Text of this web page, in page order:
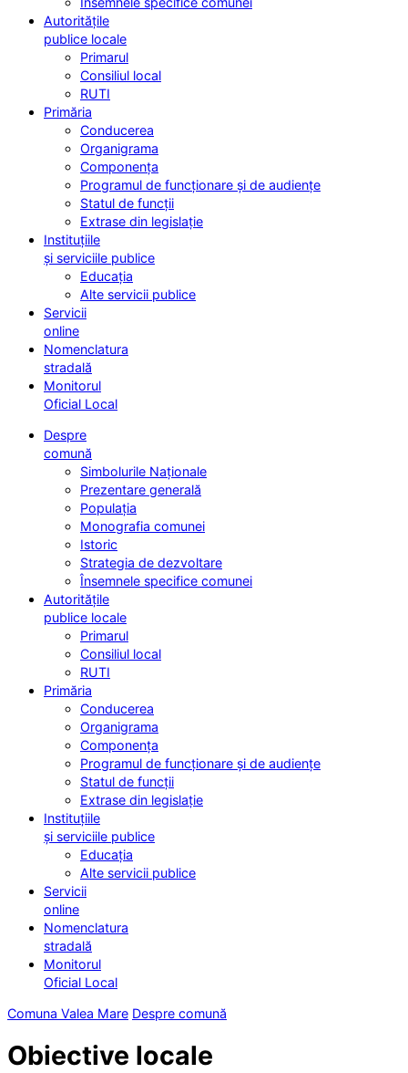
Autoritățile
publice locale
Primarul
Consiliul local
RUTI
Primăria
Conducerea
Organigrama
Componența
Programul de funcționare și de audiențe
Statul de funcții
Extrase din legislație
Instituțiile
și serviciile publice
Educația
Alte servicii publice
Servicii
online
Nomenclatura
stradală
Monitorul
Oficial Local
Despre
comună
Simbolurile Naționale
Prezentare generală
Populația
Monografia comunei
Istoric
Strategia de dezvoltare
Însemnele specifice comunei
Autoritățile
publice locale
Primarul
Consiliul local
RUTI
Primăria
Conducerea
Organigrama
Componența
Programul de funcționare și de audiențe
Statul de funcții
Extrase din legislație
Instituțiile
și serviciile publice
Educația
Alte servicii publice
Servicii
online
Nomenclatura
stradală
Monitorul
Oficial Local
Comuna Valea Mare Despre comună
Obiective locale